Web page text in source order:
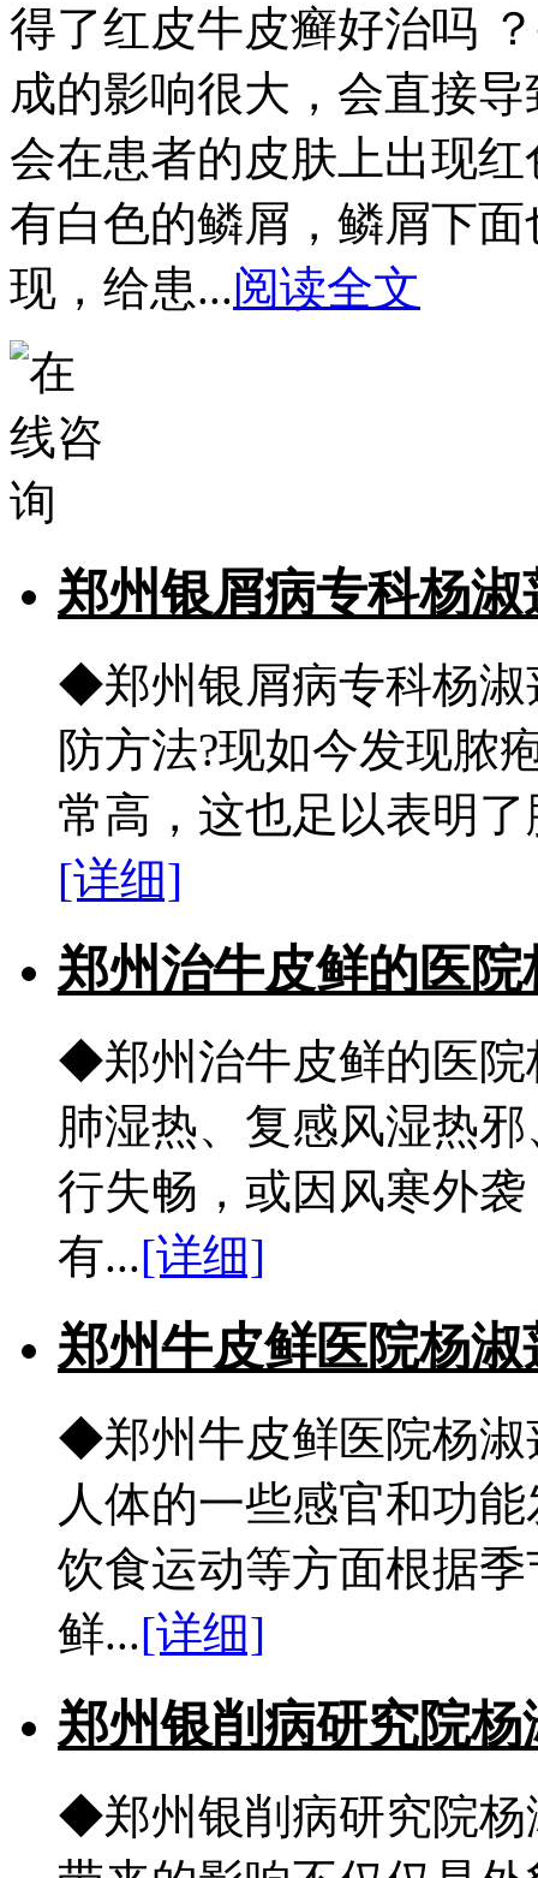
得了红皮牛皮癣好治吗
成的影响很大，会直接
会在患者的皮肤上出现
有白色的鳞屑，鳞屑下
现，给患...阅读全文
郑州银屑病专科杨淑
◆郑州银屑病专科杨淑
防方法?现如今发现脓
常高，这也足以表明
[详细]
郑州治牛皮鲜的医
◆郑州治牛皮鲜的医院
肺湿热、复感风湿热
行失畅，或因风寒外
有...[详细]
郑州牛皮鲜医院杨淑
◆郑州牛皮鲜医院杨淑
人体的一些感官和功
饮食运动等方面根据
鲜...[详细]
郑州银削病研究院杨
◆郑州银削病研究院杨